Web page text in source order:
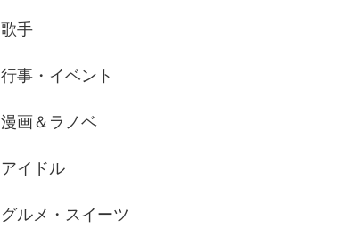
歌手
行事・イベント
漫画＆ラノベ
アイドル
グルメ・スイーツ